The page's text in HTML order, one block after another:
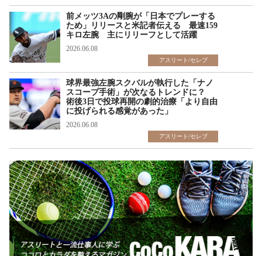
前メッツ3Aの剛腕が「日本でプレーする
ため」リリースと米記者伝える 最速159
キロ左腕 主にリリーフとして活躍
2026.06.08
アスリート/セレブ
球界最強左腕スクバルが執行した「ナノ
スコープ手術」が次なるトレンドに？
術後3日で投球再開の劇的治療「より自由
に投げられる感覚があった」
2026.06.08
アスリート/セレブ